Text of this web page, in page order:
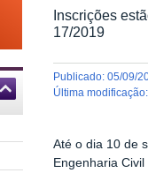
Inscrições
17/2019
publicado:05/09/
última modificação
Até o dia 10 de
Engenharia